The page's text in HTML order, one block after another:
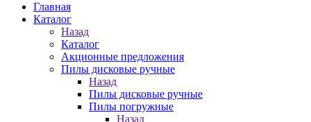
Главная
Каталог
Назад
Каталог
Акционные предложения
Пилы дисковые ручные
Назад
Пилы дисковые ручные
Пилы погружные
Назад